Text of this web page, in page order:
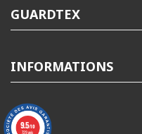
GUARDTEX
INFORMATIONS
9.5/10
729 avis